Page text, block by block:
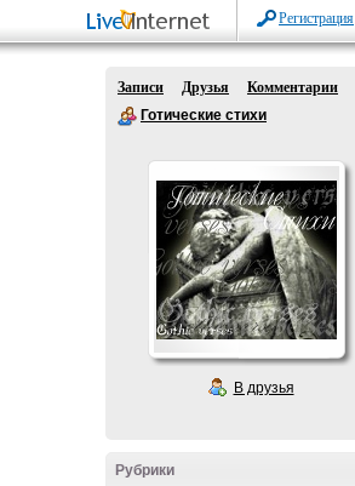
Регистрация
Записи Друзья
Комментарии
Готические стихи
В друзья
Рубрики